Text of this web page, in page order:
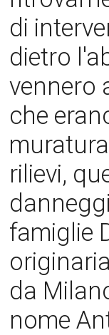
di
dietro
vennero
che
rilievi,
famiglie
da
nome